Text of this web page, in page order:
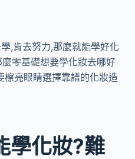
,肯去努力,那麼就能學好化
零基礎想要學化妝去哪好
檫亮眼睛選擇靠譜的化妝造
學化妝?難